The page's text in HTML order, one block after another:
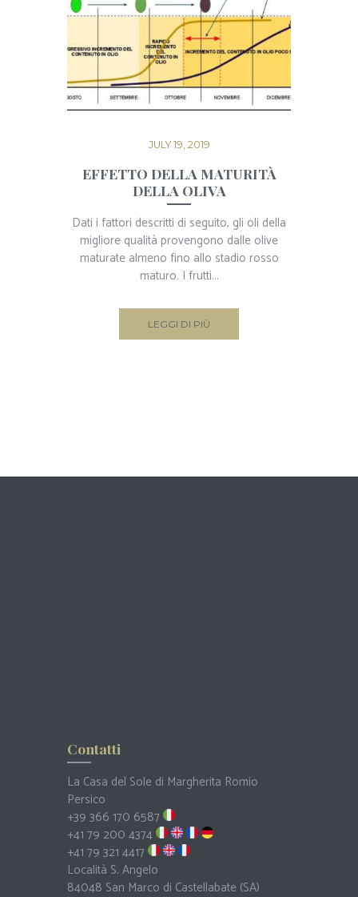
JULY 19, 2019
EFFETTO DELLA MATURITÀ
DELLA OLIVA
Dati i fattori descritti di seguito, gli oli della
migliore qualità provengono dalle olive
maturate almeno fino allo stadio rosso
maturo. I frutti...
LEGGI DI PIÙ
Contatti
La Casa del Sole di Margherita Romio
Persico
+39 366 170 6587
+41 79 200 4374
+41 79 321 4417
Località S. Angelo
84048 San Marco di Castellabate (SA)